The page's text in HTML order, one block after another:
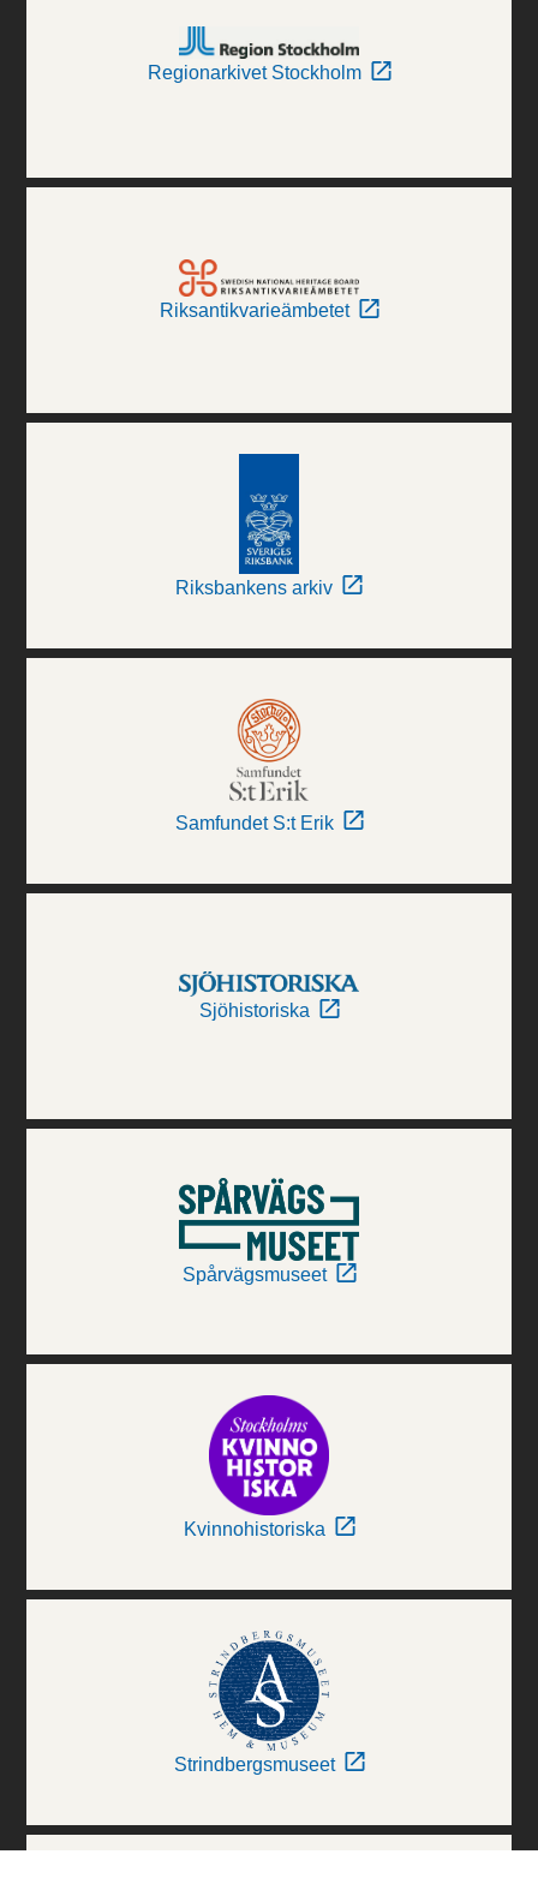
Regionarkivet Stockholm
Riksantikvarieämbetet
Riksbankens arkiv
Samfundet S:t Erik
Sjöhistoriska
Spårvägsmuseet
Kvinnohistoriska
Strindbergsmuseet